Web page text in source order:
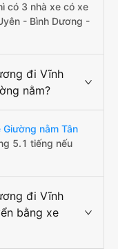
có 3 nhà xe có xe
- Bình Dương -
đi Vĩnh
nằm?
Giường nằm Tân
5.1 tiếng nếu
đi Vĩnh
bằng xe